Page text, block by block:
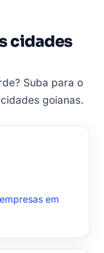
cidades
Suba para o
goianas.
empresas em